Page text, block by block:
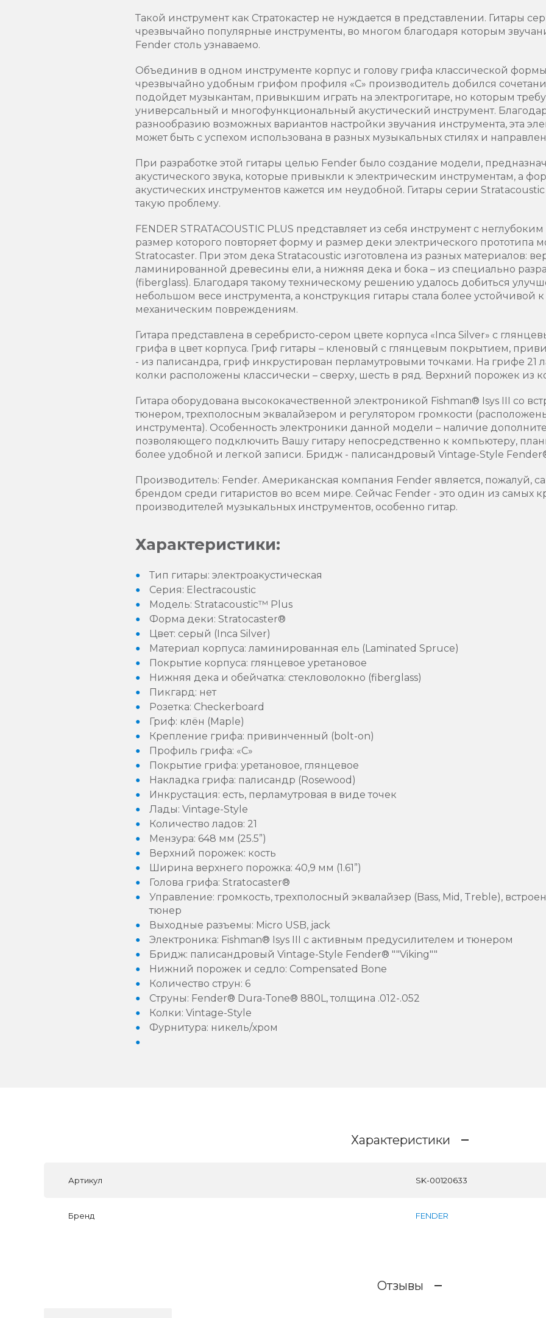
Такой инструмент как Стратокастер не нуждается в представлении. Гитары
чрезвычайно популярные инструменты, во многом благодаря которым
Fender столь узнаваемо.
Объединив в одном инструменте корпус и голову грифа классической формы
чрезвычайно удобным грифом профиля «C» производитель добился
подойдет музыкантам, привыкшим играть на электрогитаре, но которым
универсальный и многофункциональный акустический инструмент.
разнообразию возможных вариантов настройки звучания инструмента, эта
может быть с успехом использована в разных музыкальных стилях и
При разработке этой гитары целью Fender было создание модели,
акустического звука, которые привыкли к электрическим инструментам, а
акустических инструментов кажется им неудобной. Гитары серии
такую проблему.
FENDER STRATACOUSTIC PLUS представляет из себя инструмент с
размер которого повторяет форму и размер деки электрического прототипа
Stratocaster. При этом дека Stratacoustic изготовлена из разных материалов:
ламинированной древесины ели, а нижняя дека и бока – из специально
(fiberglass). Благодаря такому техническому решению удалось добиться
небольшом весе инструмента, а конструкция гитары стала более устойчивой
механическим повреждениям.
Гитара представлена в серебристо-сером цвете корпуса «Inca Silver» с
грифа в цвет корпуса. Гриф гитары – кленовый с глянцевым покрытием,
- из палисандра, гриф инкрустирован перламутровыми точками. На грифе 21
колки расположены классически – сверху, шесть в ряд. Верхний порожек из
Гитара оборудована высококачественной электроникой Fishman® Isys III со
тюнером, трехполосным эквалайзером и регулятором громкости
инструмента). Особенность электроники данной модели – наличие
позволяющего подключить Вашу гитару непосредственно к компьютеру,
более удобной и легкой записи. Бридж - палисандровый Vintage-Style
Производитель: Fender. Американская компания Fender является, пожалуй,
брендом среди гитаристов во всем мире. Сейчас Fender - это один из самых
производителей музыкальных инструментов, особенно гитар.
Характеристики:
Тип гитары: электроакустическая
Серия: Electracoustic
Модель: Stratacoustic™ Plus
Форма деки: Stratocaster®
Цвет: серый (Inca Silver)
Материал корпуса: ламинированная ель (Laminated Spruce)
Покрытие корпуса: глянцевое уретановое
Нижняя дека и обейчатка: стекловолокно (fiberglass)
Пикгард: нет
Розетка: Checkerboard
Гриф: клён (Maple)
Крепление грифа: привинченный (bolt-on)
Профиль грифа: «C»
Покрытие грифа: уретановое, глянцевое
Накладка грифа: палисандр (Rosewood)
Инкрустация: есть, перламутровая в виде точек
Лады: Vintage-Style
Количество ладов: 21
Мензура: 648 мм (25.5”)
Верхний порожек: кость
Ширина верхнего порожка: 40,9 мм (1.61”)
Голова грифа: Stratocaster®
Управление: громкость, трехполосный эквалайзер (Bass, Mid, Treble),
тюнер
Выходные разъемы: Micro USB, jack
Электроника: Fishman® Isys III с активным предусилителем и тюнером
Бридж: палисандровый Vintage-Style Fender® ""Viking""
Нижний порожек и седло: Compensated Bone
Количество струн: 6
Струны: Fender® Dura-Tone® 880L, толщина .012-.052
Колки: Vintage-Style
Фурнитура: никель/хром
Характеристики
Артикул SK-00120633
Бренд FENDER
Отзывы